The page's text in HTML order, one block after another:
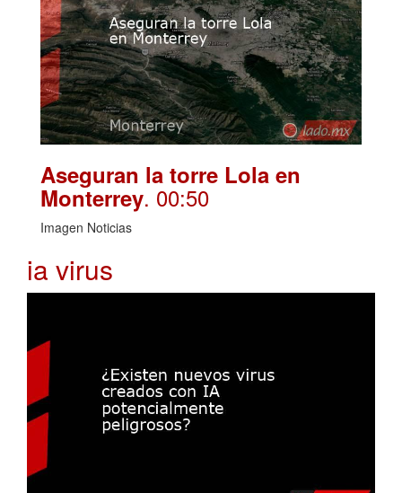
Aseguran la torre Lola en
Monterrey. 00:50
Imagen Noticias
ia virus